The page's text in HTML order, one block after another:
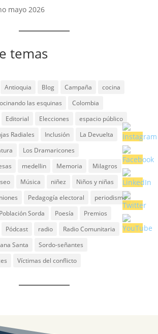
mayo 2026
temas
Antioquia Blog Campaña
cocina
las esquinas
Colombia
Editorial Elecciones
espacio público
Radiales Inclusión
La Devuelta
Los Dramaricones
medellin Memoria
Milagros
Música niñez
Niños y niñas
Pedagogía electoral
periodismo
Población Sorda Poesía
Premios
Pódcast radio
Radio Comunitaria
Santa
Sordo-señantes
Víctimas del conflicto